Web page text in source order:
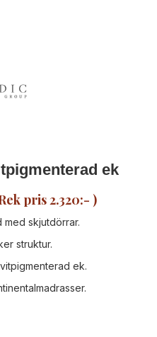
ek
pris 2.320:- )
skjutdörrar.
struktur.
ek.